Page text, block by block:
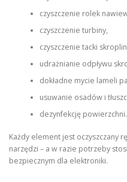
czyszczenie rolek
czyszczenie turbiny,
czyszczenie tacki
udrażnianie odpływu
dokładne mycie lameli
usuwanie osadów i
dezynfekcję powierzchni.
Każdy element jest oczyszczany
narzędzi – a w razie potrzeby
bezpiecznym dla elektroniki.